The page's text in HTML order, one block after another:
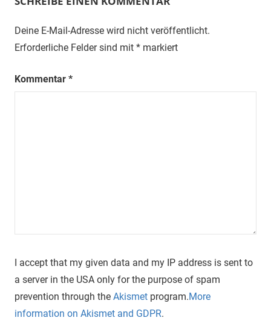
Deine E-Mail-Adresse wird nicht veröffentlicht.
Erforderliche Felder sind mit * markiert
Kommentar *
I accept that my given data and my IP address is sent to
a server in the USA only for the purpose of spam
prevention through the Akismet program.More
information on Akismet and GDPR.